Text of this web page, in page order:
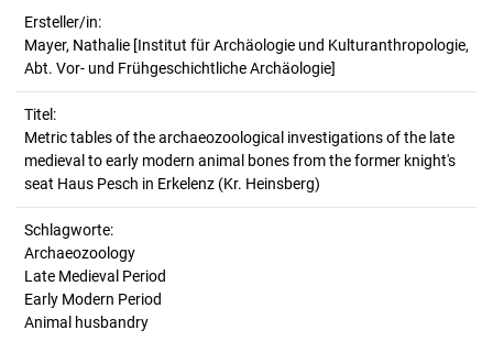
Ersteller/in:
Mayer, Nathalie [Institut für Archäologie und Kulturanthropologie,
Abt. Vor- und Frühgeschichtliche Archäologie]
Titel:
Metric tables of the archaeozoological investigations of the late
medieval to early modern animal bones from the former knight's
seat Haus Pesch in Erkelenz (Kr. Heinsberg)
Schlagworte:
Archaeozoology
Late Medieval Period
Early Modern Period
Animal husbandry